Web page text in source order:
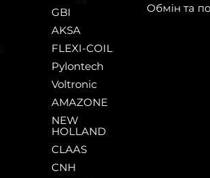
GBI
AKSA
FLEXI-COIL
Pylontech
Voltronic
AMAZONE
NEW
HOLLAND
CLAAS
CNH
Обмін та